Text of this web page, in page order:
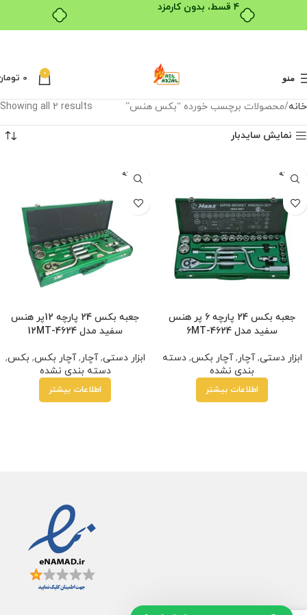
۴ قسط، بدون کارمزد
منو
0
0
خانه محصولات برچسب خورده “بکس هنس” Showing all 2 results
نمایش سایدبار
فروخته
شده
جعبه بکس 24 پارچه 6 پر هنس
سفید مدل 4624-6MT
ابزار دستی,آچار,آچار بکس,دسته
بندی نشده
اطلاعات بیشتر
فروخته
شده
جعبه بکس 24 پارچه 12پر هنس
سفید مدل 4624-12MT
ابزار دستی,آچار,آچار بکس, بکس,
دسته بندی نشده
اطلاعات بیشتر